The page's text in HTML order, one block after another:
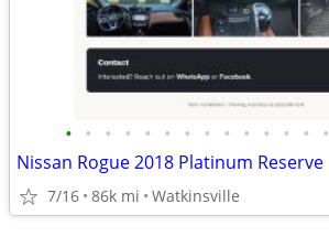
• • • • • • • • • • • • • •
Nissan Rogue 2018 Platinum Reserve
7/16 86k mi Watkinsville